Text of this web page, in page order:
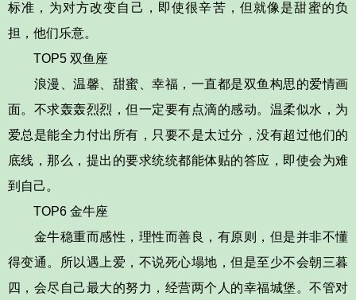
标准，为对方改变自己，即使很辛苦，但就像是甜蜜的负
担，他们乐意。
TOP5 双鱼座
浪漫、温馨、甜蜜、幸福，一直都是双鱼构思的爱情画
面。不求轰轰烈烈，但一定要有点滴的感动。温柔似水，为
爱总是能全力付出所有，只要不是太过分，没有超过他们的
底线，那么，提出的要求统统都能体贴的答应，即使会为难
到自己。
TOP6 金牛座
金牛稳重而感性，理性而善良，有原则，但是并非不懂
得变通。所以遇上爱，不说死心塌地，但是至少不会朝三暮
四，会尽自己最大的努力，经营两个人的幸福城堡。不管对